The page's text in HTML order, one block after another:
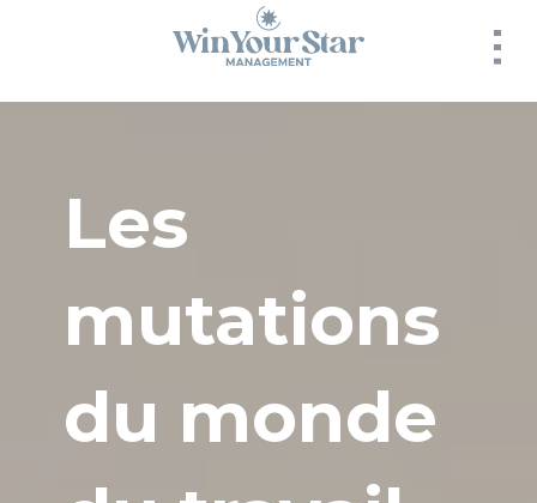
Les
mutations
du monde